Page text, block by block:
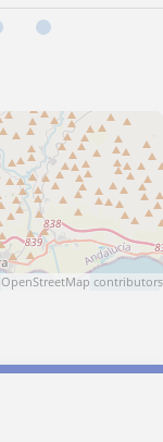
OpenStreetMap contributors